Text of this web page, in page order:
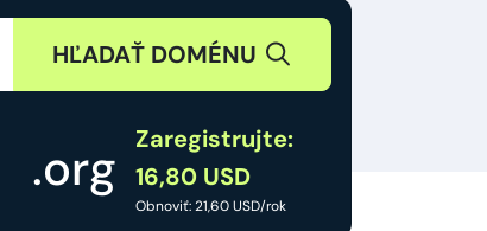
HĽADAŤ DOMÉNU
.org
Zaregistrujte:
16,80 USD
Obnoviť: 21,60 USD/rok